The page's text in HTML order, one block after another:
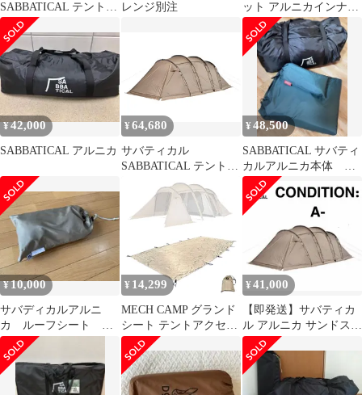
SABBATICAL テント
アルニカ
レンジ別注
ット アルニカインナー
テント用＋グラウンド
シート
¥42,000
SABBATICAL アルニカ
¥64,680
サバティカル
SABBATICAL テント
アルニカ キャンプ 2人
4人 5人 防水 2ルーム
ファミリー アルミポー
¥48,500
SABBATICAL サバティ
カルアルニカ本体 イ
ンナーマット&グラウ
ンドシート
¥10,000
サバディカルアルニ
カ ルーフシート 本
体
¥ 14,299
MECH CAMP グランド
シート テントアクセサ
リ テントシート フット
プリント ハトメつき 収
納袋付き アウトドア キ
ャンプ ※テント本体は
¥ 41,000
【即発送】サバティカ
ル アルニカ サンドスト
ーン 2ルームテント